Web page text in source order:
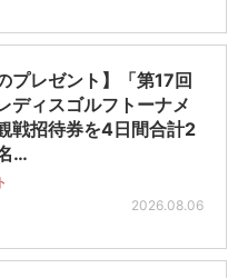
プレゼント】「第17回
ディスゴルフトーナメ
戦招待券を4日間合計2
…
2026.08.06